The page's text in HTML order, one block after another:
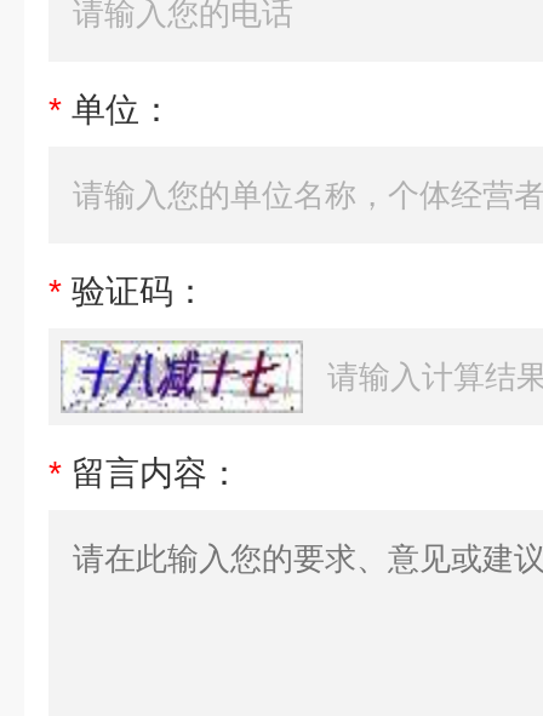
* 单位：
* 验证码：
* 留言内容：